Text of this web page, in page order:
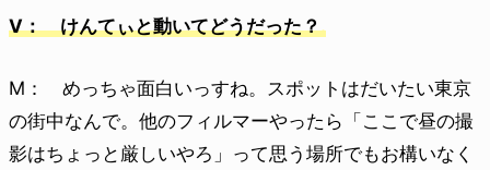
V： けんてぃと動いてどうだった？
M： めっちゃ面白いっすね。スポットはだいたい東京
の街中なんで。他のフィルマーやったら「ここで昼の撮
影はちょっと厳しいやろ」って思う場所でもお構いなく